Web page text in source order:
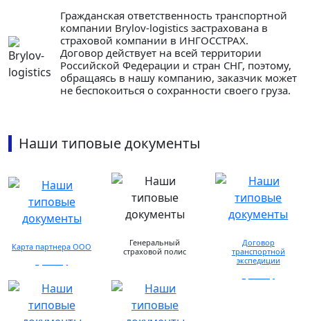
Гражданская ответственность транспортной
компании Brylov-logistics застрахована в
страховой компании в ИНГОСCТРАХ.
Договор действует на всей территории
Российской Федерации и стран СНГ, поэтому,
обращаясь в нашу компанию, заказчик может
не беспокоиться о сохранности своего груза.
Наши типовые документы
Карта партнера ООО
Генеральный
страховой полис
Договор
транспортной
экспедиции